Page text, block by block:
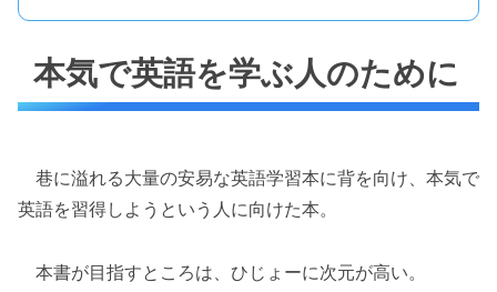
本気で英語を学ぶ人のために
巷に溢れる大量の安易な英語学習本に背を向け、本気で
英語を習得しようという人に向けた本。
本書が目指すところは、ひじょーに次元が高い。